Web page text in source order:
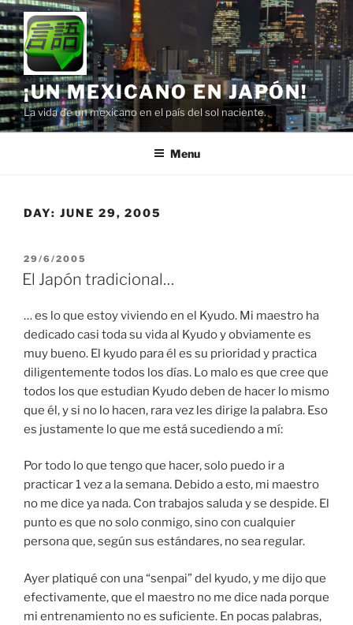
Skip
to
content
¡UN MEXICANO EN JAPÓN!
La vida de un mexicano en el país del sol naciente.
Menu
DAY: JUNE 29, 2005
POSTED
ON
29/6/2005
El Japón tradicional…
… es lo que estoy viviendo en el Kyudo. Mi maestro ha
dedicado casi toda su vida al Kyudo y obviamente es
muy bueno. El kyudo para él es su prioridad y practica
diligentemente todos los días. Lo malo es que cree que
todos los que estudian Kyudo deben de hacer lo mismo
que él, y si no lo hacen, rara vez les dirige la palabra. Eso
es justamente lo que me está sucediendo a mí:
Por todo lo que tengo que hacer, solo puedo ir a
practicar 1 vez a la semana. Debido a esto, mi maestro
no me dice ya nada. Con trabajos saluda y se despide. El
punto es que no solo conmigo, sino con cualquier
persona que, según sus estándares, no sea regular.
Ayer platiqué con una “senpai” del kyudo, y me dijo que
efectivamente, que el maestro no me dice nada porque
mi entrenamiento no es suficiente. En pocas palabras,